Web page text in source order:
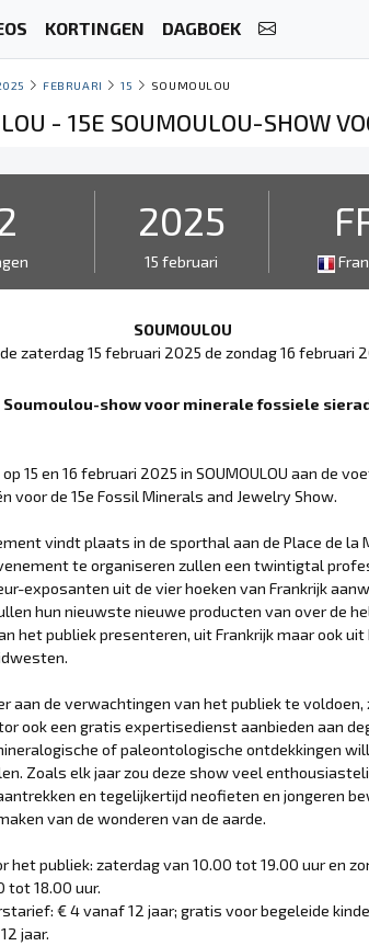
KORTINGEN DAGBOEK
FEBRUARI 15 SOUMOULOU
- 15E SOUMOULOU-SHOW
2025
15 februari
SOUMOULOU
zaterdag 15 februari 2025 de zondag 16 februari
Soumoulou-show voor minerale fossiele
15 en 16 februari 2025 in SOUMOULOU aan de
voor de 15e Fossil Minerals and Jewelry Show.
vindt plaats in de sporthal aan de Place de la
te organiseren zullen een twintigtal
exposanten uit de vier hoeken van Frankrijk
hun nieuwste nieuwe producten van over de
het publiek presenteren, uit Frankrijk maar ook uit
aan de verwachtingen van het publiek te voldoen,
ook een gratis expertisedienst aanbieden aan
of paleontologische ontdekkingen
Zoals elk jaar zou deze show veel
en tegelijkertijd neofieten en jongeren
van de wonderen van de aarde.
het publiek: zaterdag van 10.00 tot 19.00 uur en
tot 18.00 uur.
€ 4 vanaf 12 jaar; gratis voor begeleide
jaar.